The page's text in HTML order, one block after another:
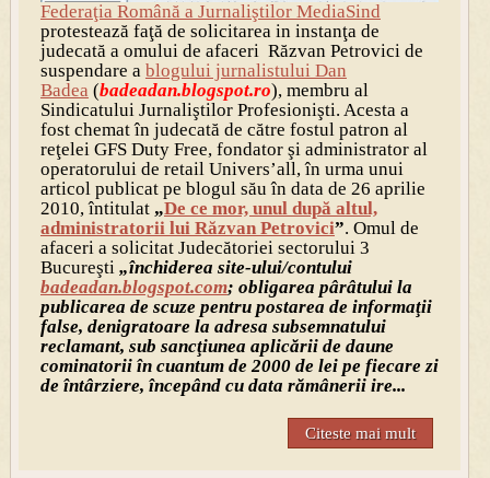
Federaţia Română a Jurnaliştilor MediaSind
protestează faţă de solicitarea in instanţa de
judecată a omului de afaceri Răzvan Petrovici de
suspendare a blogului jurnalistului Dan
Badea (badeadan.blogspot.ro), membru al
Sindicatului Jurnaliştilor Profesionişti. Acesta a
fost chemat în judecată de către fostul patron al
reţelei GFS Duty Free, fondator şi administrator al
operatorului de retail Univers’all, în urma unui
articol publicat pe blogul său în data de 26 aprilie
2010, întitulat „De ce mor, unul după altul,
administratorii lui Răzvan Petrovici”. Omul de
afaceri a solicitat Judecătoriei sectorului 3
Bucureşti „închiderea site-ului/contului
badeadan.blogspot.com; obligarea pârâtului la
publicarea de scuze pentru postarea de informaţii
false, denigratoare la adresa subsemnatului
reclamant, sub sancţiunea aplicării de daune
cominatorii în cuantum de 2000 de lei pe fiecare zi
de întârziere, începând cu data rămânerii ire...
Citeste mai mult